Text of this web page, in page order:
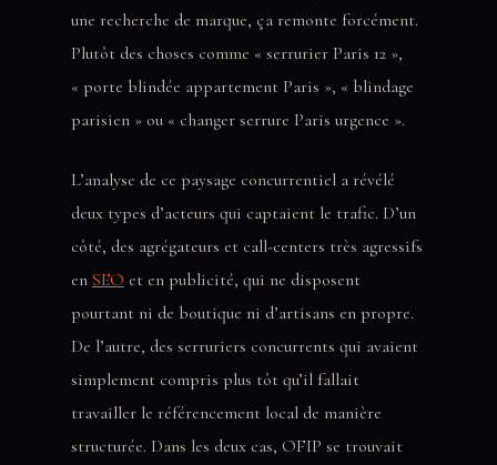
une recherche de marque, ça remonte forcément.
Plutôt des choses comme « serrurier Paris 12 »,
« porte blindée appartement Paris », « blindage
parisien » ou « changer serrure Paris urgence ».
L’analyse de ce paysage concurrentiel a révélé
deux types d’acteurs qui captaient le trafic. D’un
côté, des agrégateurs et call-centers très agressifs
en SEO et en publicité, qui ne disposent
pourtant ni de boutique ni d’artisans en propre.
De l’autre, des serruriers concurrents qui avaient
simplement compris plus tôt qu’il fallait
travailler le référencement local de manière
structurée. Dans les deux cas, OFIP se trouvait